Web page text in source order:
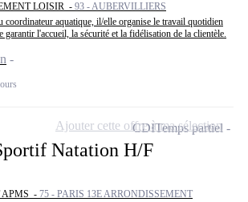
LOISIR - 93 - AUBERVILLIERS
coordinateur aquatique, il/elle organise le travail quotidien
garantir l'accueil, la sécurité et la fidélisation de la clientèle.
Natation H/F
APMS - 75 - PARIS 13E ARRONDISSEMENT
CDITemps partiel
Ajouter cette offre à ma sélection